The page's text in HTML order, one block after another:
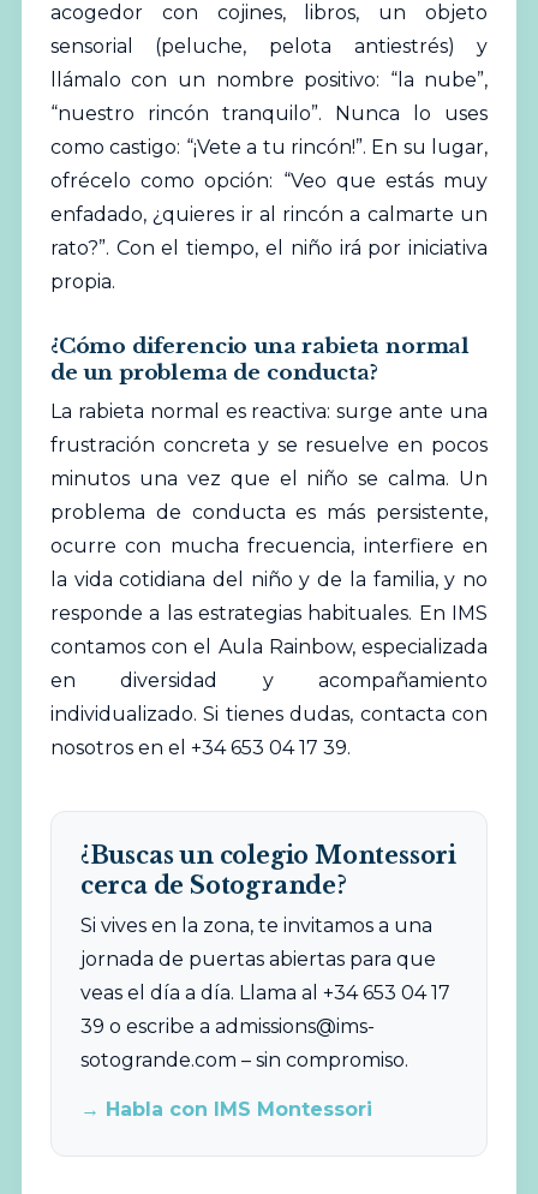
acogedor con cojines, libros, un objeto
sensorial (peluche, pelota antiestrés) y
llámalo con un nombre positivo: “la nube”,
“nuestro rincón tranquilo”. Nunca lo uses
como castigo: “¡Vete a tu rincón!”. En su lugar,
ofrécelo como opción: “Veo que estás muy
enfadado, ¿quieres ir al rincón a calmarte un
rato?”. Con el tiempo, el niño irá por iniciativa
propia.
¿Cómo diferencio una rabieta normal
de un problema de conducta?
La rabieta normal es reactiva: surge ante una
frustración concreta y se resuelve en pocos
minutos una vez que el niño se calma. Un
problema de conducta es más persistente,
ocurre con mucha frecuencia, interfiere en
la vida cotidiana del niño y de la familia, y no
responde a las estrategias habituales. En IMS
contamos con el Aula Rainbow, especializada
en diversidad y acompañamiento
individualizado. Si tienes dudas, contacta con
nosotros en el +34 653 04 17 39.
¿Buscas un colegio Montessori
cerca de Sotogrande?
Si vives en la zona, te invitamos a una
jornada de puertas abiertas para que
veas el día a día. Llama al +34 653 04 17
39 o escribe a admissions@ims-
sotogrande.com – sin compromiso.
→ Habla con IMS Montessori